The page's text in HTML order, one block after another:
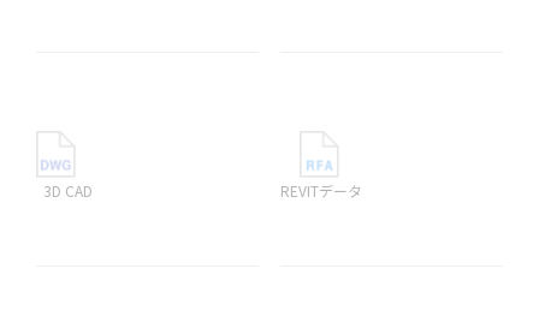
3D CAD REVITデータ